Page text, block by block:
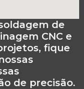
de
CNC e
fique
de precisão.